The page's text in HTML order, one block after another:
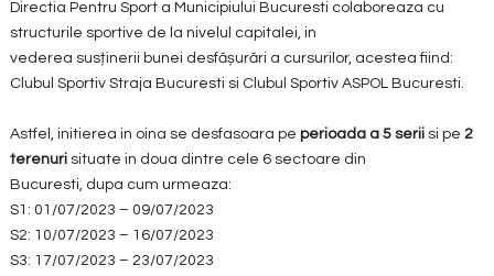
Directia Pentru Sport a Municipiului Bucuresti colaboreaza cu
structurile sportive de la nivelul capitalei, in
vederea susținerii bunei desfășurări a cursurilor, acestea fiind:
Clubul Sportiv Straja Bucuresti si Clubul Sportiv ASPOL Bucuresti.
Astfel, initierea in oina se desfasoara pe perioada a 5 seriisi pe 2
terenurisituate in doua dintre cele 6 sectoare din
Bucuresti, dupa cum urmeaza:
S1: 01/07/2023 – 09/07/2023
S2: 10/07/2023 – 16/07/2023
S3: 17/07/2023 – 23/07/2023